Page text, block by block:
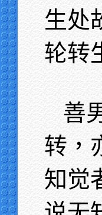
生处
轮转
善
转，
知觉